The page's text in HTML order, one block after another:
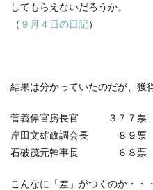
してもらえないだろうか。
（ ９月４日の日記）
結果は分かっていたのだが、獲
菅義偉官房長官 ３７７票
岸田文雄政調会長 ８９票
石破茂元幹事長 ６８票
こんなに「差」がつくのか・・・